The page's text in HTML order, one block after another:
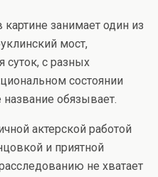
занимает один из
мост,
суток, с разных
состоянии
обязывает.
актерской работой
и приятной
не хватает